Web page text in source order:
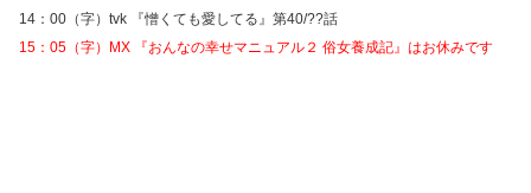
14：00（字）tvk 『憎くても愛してる』第40/??話
15：05（字）MX 『おんなの幸せマニュアル２ 俗女養成記』はお休みです